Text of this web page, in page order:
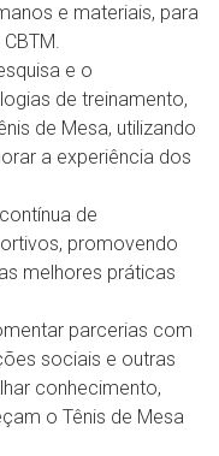
e materiais, para
e o
de treinamento,
de Mesa, utilizando
a experiência dos
de
promovendo
melhores práticas
parcerias com
sociais e outras
conhecimento,
o Tênis de Mesa